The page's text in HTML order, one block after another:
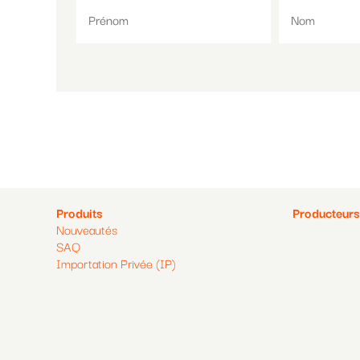
Pied
de
Produits
Nouveautés
SAQ
Importation Privée (IP)
Pied
Producteurs